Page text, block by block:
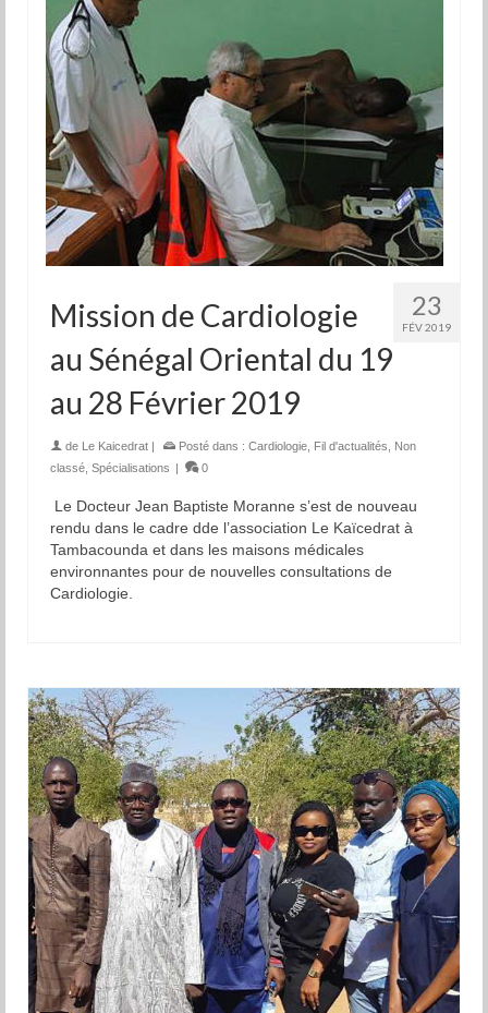
23
FÉV 2019
Mission de Cardiologie
au Sénégal Oriental du 19
au 28 Février 2019
de Le Kaicedrat | Posté dans : Cardiologie Fil d'actualités
Non
classé Spécialisations | 0
Le Docteur Jean Baptiste Moranne s’est de nouveau
rendu dans le cadre dde l’association Le Kaïcedrat à
Tambacounda et dans les maisons médicales
environnantes pour de nouvelles consultations de
Cardiologie.